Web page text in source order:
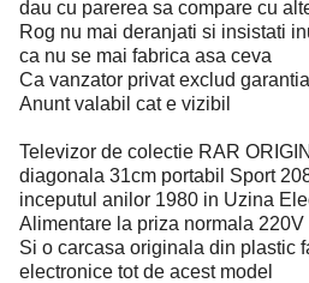
dau cu parerea sa compare cu
Rog nu mai deranjati si insistati
ca nu se mai fabrica asa ceva
Ca vanzator privat exclud
Anunt valabil cat e vizibil
Televizor de colectie RAR
diagonala 31cm portabil Sport
inceputul anilor 1980 in Uzina
Alimentare la priza normala
Si o carcasa originala din plastic
electronice tot de acest model